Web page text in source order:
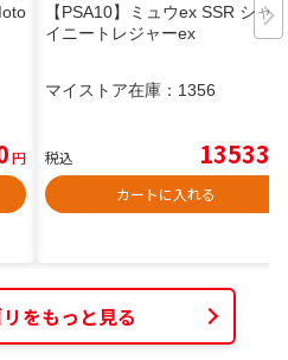
円
【PSA10】ミュウex SSR シャ
イニートレジャーex
マイストア在庫： 1356
税込 13533
カートに入れる
をもっと見る